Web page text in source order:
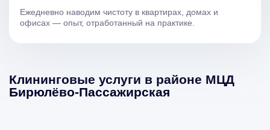
Ежедневно наводим чистоту в квартирах, домах и
офисах — опыт, отработанный на практике.
Клининговые услуги в районе МЦД
Бирюлёво-Пассажирская